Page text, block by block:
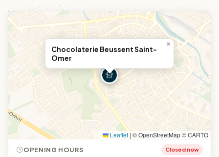
Chocolaterie Beussent Saint-
Omer
×
Leaflet | © OpenStreetMap © CARTO
OPENING HOURS Closed now